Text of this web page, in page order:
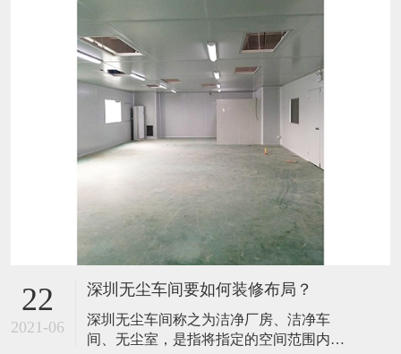
22
2021-06
深圳无尘车间要如何装修布局？
深圳无尘车间称之为洁净厂房、洁净车
间、无尘室，是指将指定的空间范围内空